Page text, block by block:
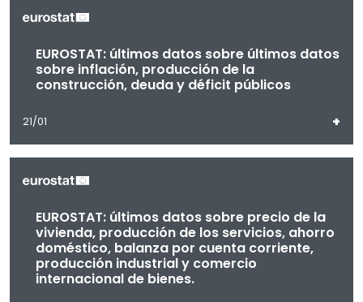
EUROSTAT: últimos datos sobre últimos datos
sobre inflación, producción de la
construcción, deuda y déficit públicos
21/01 +
EUROSTAT: últimos datos sobre precio de la
vivienda, producción de los servicios, ahorro
doméstico, balanza por cuenta corriente,
producción industrial y comercio
internacional de bienes.